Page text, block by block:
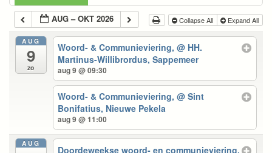
AUG – OKT 2026 Collapse All Expand All
AUG
9
zo
Woord- & Communieviering,@ HH.
Martinus-Willibrordus, Sappemeer
aug 9 @ 09:30
Woord- & Communieviering,@ Sint
Bonifatius, Nieuwe Pekela
aug 9 @ 11:00
AUG
Doordeweekse woord- en communieviering,